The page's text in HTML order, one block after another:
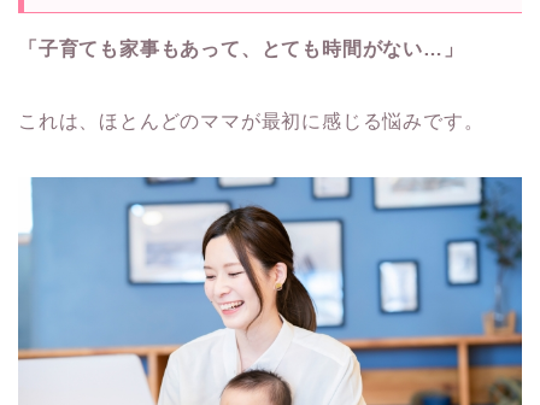
「子育ても家事もあって、とても時間がない…」
これは、ほとんどのママが最初に感じる悩みです。